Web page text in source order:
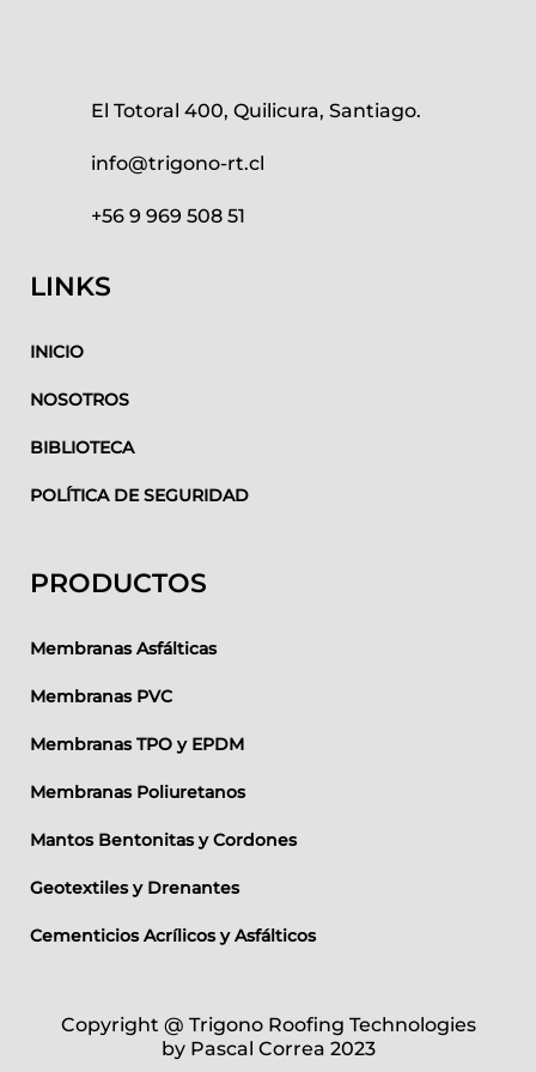
El Totoral 400, Quilicura, Santiago.
info@trigono-rt.cl
+56 9 969 508 51
LINKS
INICIO
NOSOTROS
BIBLIOTECA
POLÍTICA DE SEGURIDAD
PRODUCTOS
Membranas Asfálticas
Membranas PVC
Membranas TPO y EPDM
Membranas Poliuretanos
Mantos Bentonitas y Cordones
Geotextiles y Drenantes
Cementicios Acrílicos y Asfálticos
Copyright @ Trigono Roofing Technologies
by Pascal Correa 2023